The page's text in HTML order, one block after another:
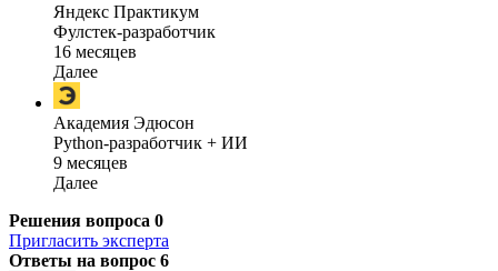
Яндекс Практикум
Фулстек-разработчик
16 месяцев
Далее
Академия Эдюсон
Python-разработчик + ИИ
9 месяцев
Далее
Решения вопроса 0
Пригласить эксперта
Ответы на вопрос 6